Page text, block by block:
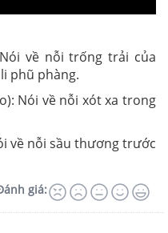
về nỗi trống trải của
phũ phàng.
Nói về nỗi xót xa trong
về nỗi sầu thương trước
giá: